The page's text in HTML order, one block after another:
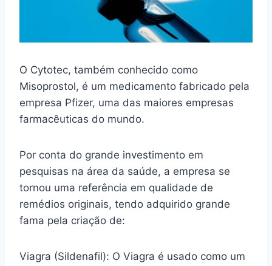
O Cytotec, também conhecido como
Misoprostol, é um medicamento fabricado pela
empresa Pfizer, uma das maiores empresas
farmacêuticas do mundo.
Por conta do grande investimento em
pesquisas na área da saúde, a empresa se
tornou uma referência em qualidade de
remédios originais, tendo adquirido grande
fama pela criação de:
Viagra (Sildenafil): O Viagra é usado como um